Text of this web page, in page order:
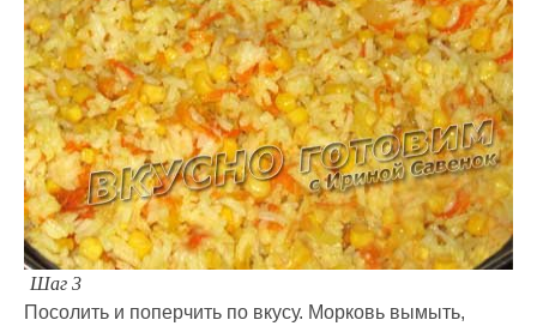
Шаг 3
Посолить и поперчить по вкусу. Морковь вымыть,